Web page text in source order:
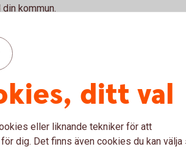
kommun.
fått
det när man får sitt
behöver gå fyra
man först bygglov
förutsättning att alla
bygga.
ditt val
eller liknande tekniker för att
dig. Det finns även cookies du kan välja